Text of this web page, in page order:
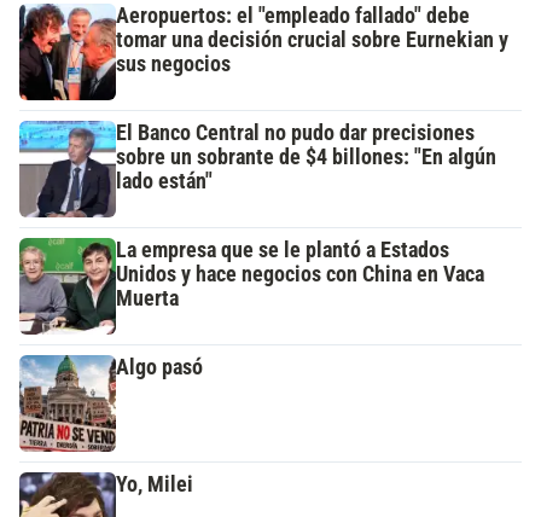
Aeropuertos: el "empleado fallado" debe
tomar una decisión crucial sobre Eurnekian y
sus negocios
El Banco Central no pudo dar precisiones
sobre un sobrante de $4 billones: "En algún
lado están"
La empresa que se le plantó a Estados
Unidos y hace negocios con China en Vaca
Muerta
Algo pasó
Yo, Milei